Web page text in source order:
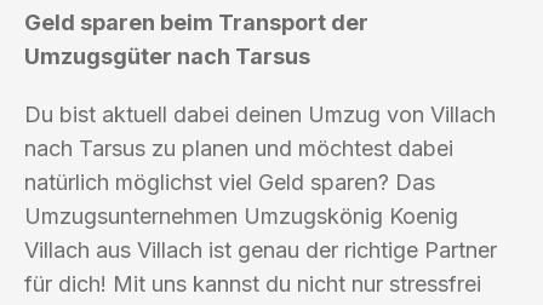
Geld sparen beim Transport der
Umzugsgüter nach Tarsus
Du bist aktuell dabei deinen Umzug von Villach
nach Tarsus zu planen und möchtest dabei
natürlich möglichst viel Geld sparen? Das
Umzugsunternehmen Umzugskönig Koenig
Villach aus Villach ist genau der richtige Partner
für dich! Mit uns kannst du nicht nur stressfrei